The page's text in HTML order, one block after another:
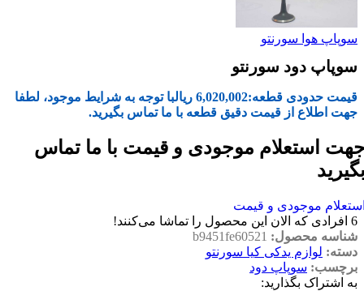
سوپاپ هوا سورنتو
سوپاپ دود سورنتو
قیمت حدودی قطعه:6,020,002 ریالبا توجه به شرایط موجود، لطفا
جهت اطلاع از قیمت دقیق قطعه با ما تماس بگیرید.
استعلام موجودی و قیمت با ما تماس
موجودی و قیمت
6 افرادی که الان این محصول را تماشا می‌کنند!
شناسه محصول: b9451fe60521
دسته: لوازم یدکی کیا سورنتو
برچسب: سوپاپ دود
به اشتراک بگذارید: